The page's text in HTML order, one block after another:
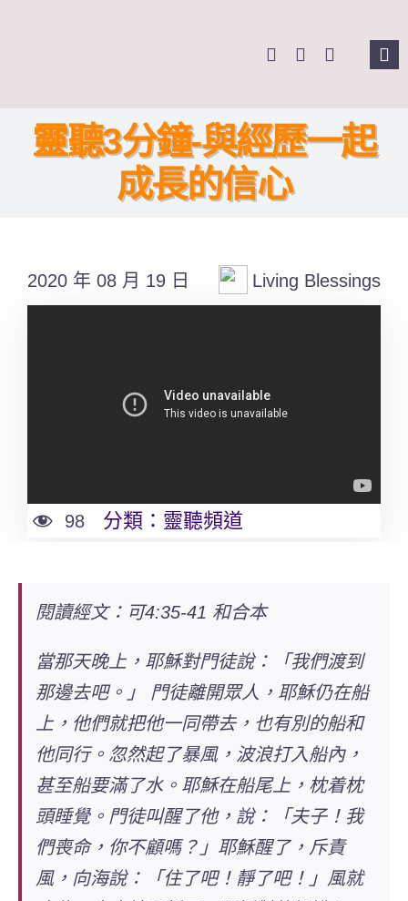
關於我們
課程報名
靈聽3分鐘-與經歷一起
成長的信心
2020 年 08 月 19 日 Living Blessings
98 分類： 靈聽頻道
閱讀經文：可4:35-41 和合本
當那天晚上，耶穌對門徒說：「我們渡到
那邊去吧。」 門徒離開眾人，耶穌仍在船
上，他們就把他一同帶去，也有別的船和
他同行。忽然起了暴風，波浪打入船內，
甚至船要滿了水。耶穌在船尾上，枕着枕
頭睡覺。門徒叫醒了他，說：「夫子！我
們喪命，你不顧嗎？」耶穌醒了，斥責
風，向海說：「住了吧！靜了吧！」風就